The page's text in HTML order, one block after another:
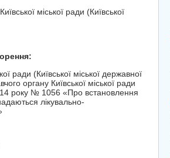
міської ради (Київської
ради (Київської міської державної
органу Київської міської ради
року № 1056 «Про встановлення
лікувально-